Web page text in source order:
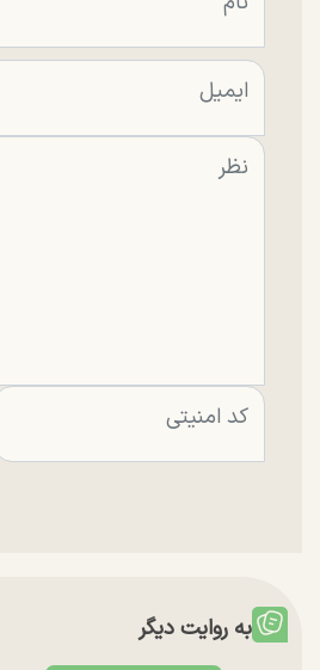
به روایت دیگر